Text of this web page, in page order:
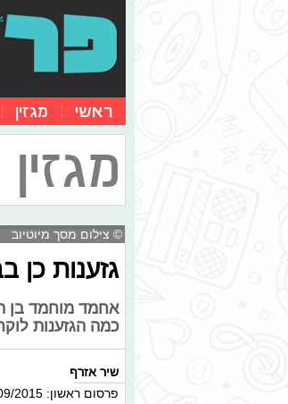
ראשי מגזין
מגזין
© צילום מסך מיוטיוב
גזענות כן
כמה הגזענות
שיר אזרף
פרסום ראשון: 17/09/2015, 14:39